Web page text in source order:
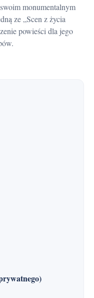
ze „Scen z życia
powieści dla jego